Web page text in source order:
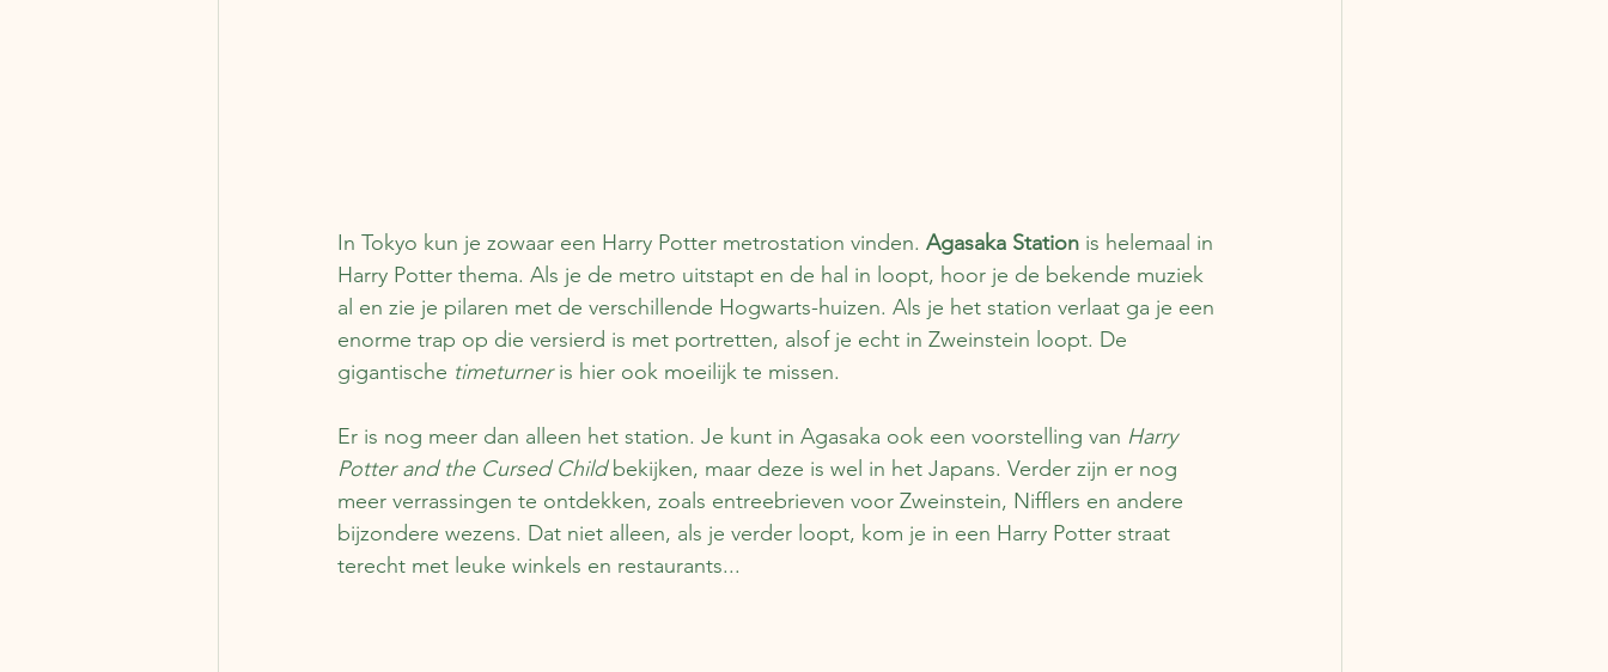
In Tokyo kun je zowaar een Harry Potter metrostation vinden. Agasaka Station is helemaal in
Harry Potter thema. Als je de metro uitstapt en de hal in loopt, hoor je de bekende muziek
al en zie je pilaren met de verschillende Hogwarts-huizen. Als je het station verlaat ga je een
enorme trap op die versierd is met portretten, alsof je echt in Zweinstein loopt. De
gigantische timeturner is hier ook moeilijk te missen.
Er is nog meer dan alleen het station. Je kunt in Agasaka ook een voorstelling van Harry
Potter and the Cursed Child bekijken, maar deze is wel in het Japans. Verder zijn er nog
meer verrassingen te ontdekken, zoals entreebrieven voor Zweinstein, Nifflers en andere
bijzondere wezens. Dat niet alleen, als je verder loopt, kom je in een Harry Potter straat
terecht met leuke winkels en restaurants...